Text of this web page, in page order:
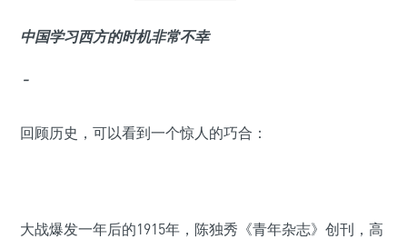
中国学习西方的时机非常不幸
¯
回顾历史，可以看到一个惊人的巧合：
大战爆发一年后的1915年，陈独秀《青年杂志》创刊，高